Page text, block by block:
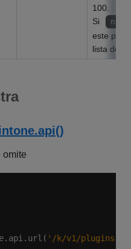
100.
Si
null
este
lista de
omite
'/k/v1/